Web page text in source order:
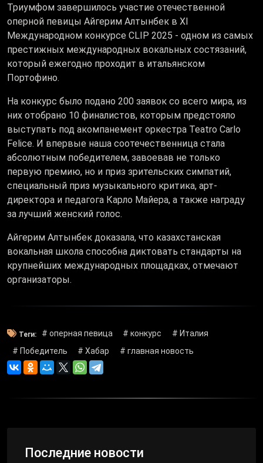
Триумфом завершилось участие отечественной
оперной певицы Айгерим Алтынбек в XI
Международном конкурсе CLIP 2025 - одном из самых
престижных международных вокальных состязаний,
который ежегодно проходит в итальянском
Портофино.
На конкурс было подано 200 заявок со всего мира, из
них отобрано 10 финалистов, которым предстояло
выступать под акомпанемент оркестра Teatro Carlo
Felice. И впервые наша соотечественница стала
абсолютным победителем, завоевав не только
первую премию, но и приз зрительских симпатий,
специальный приз музыкального критика, арт-
директора и педагога Карло Майера, а также награду
за лучший женский голос.
Айгерим Алтынбек доказала, что казахстанская
вокальная школа способна диктовать стандарты на
крупнейших международных площадках, отмечают
организаторы.
Теги: # оперная певица # конкурс
# Италия
# Победитель
# Хабар # главная новость
Последние новости